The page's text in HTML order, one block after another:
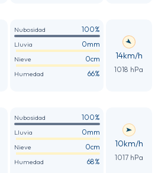
Nubosidad 100%
Lluvia 0mm
Nieve 0cm
Humedad 66%
14km/h
1018 hPa
Nubosidad 100%
Lluvia 0mm
Nieve 0cm
Humedad 68%
10km/h
1017 hPa